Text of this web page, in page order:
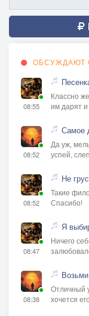
ОБСУЖДАЮТ
08:55
Классно
им дарят и
08:52
Самое
Да уж,
успей,
08:52
Не
Такие
Спасибо!
08:47
Я
Ничего
08:38
Отличный
хочется